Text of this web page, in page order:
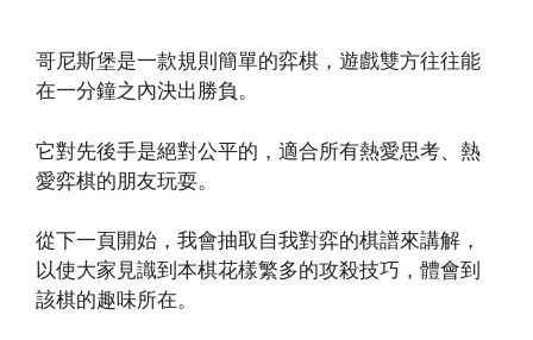
哥尼斯堡是一款規則簡單的弈棋，遊戲雙方往往能
在一分鐘之內決出勝負。
它對先後手是絕對公平的，適合所有熱愛思考、熱
愛弈棋的朋友玩耍。
從下一頁開始，我會抽取自我對弈的棋譜來講解，
以使大家見識到本棋花樣繁多的攻殺技巧，體會到
該棋的趣味所在。